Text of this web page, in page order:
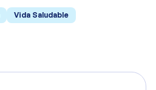
Vida Saludable